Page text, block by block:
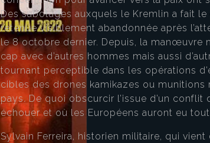
Des sabotages auxquels le Kremlin a fait
retenue visiblement abandonnée après
le 8 octobre dernier. Depuis, la manœuvre
cap avec d’autres hommes mais aussi
tournant perceptible dans les opérations
cibles des drones kamikazes ou
pays. De quoi obscurcir l’issue d’un
échouer et où les Européens auront eu
Sylvain Ferreira, historien militaire, qui